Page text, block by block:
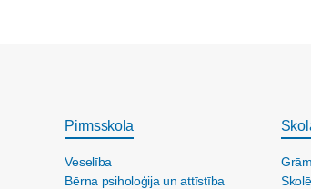
Pirmsskola
Veselība
Bērna psiholoģija un attīstība